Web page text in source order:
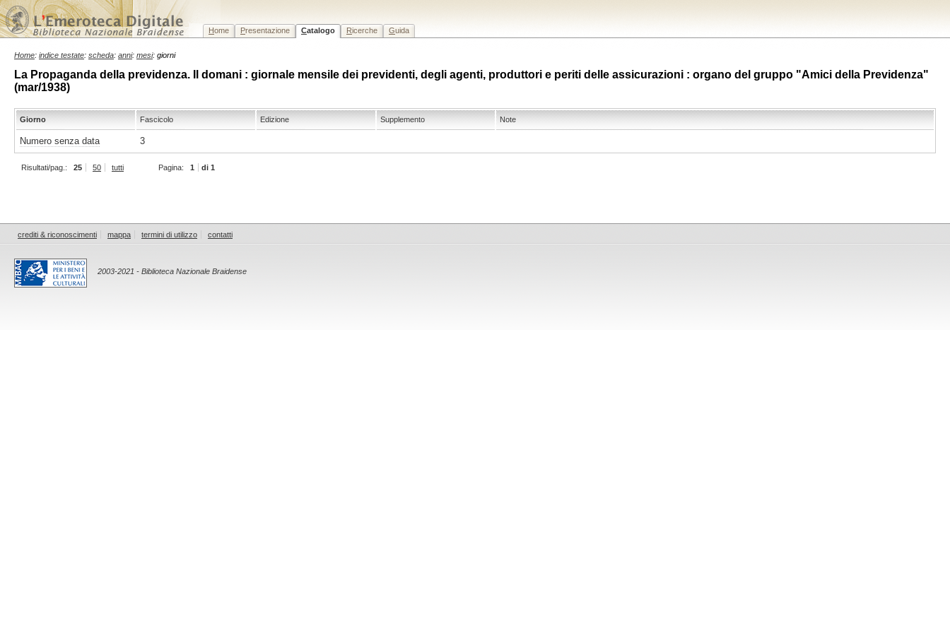
Home Presentazione Catalogo Ricerche Guida
Home: indice testate: scheda: anni: mesi: giorni
La Propaganda della previdenza. Il domani : giornale mensile dei previdenti, degli agenti, produttori e periti delle assicurazioni : organo del gruppo "Amici della Previdenza"
(mar/1938)
Giorno Fascicolo Edizione Supplemento Note
Numero senza data 3
Risultati/pag.: 25 50 tutti Pagina: 1 di 1
crediti & riconoscimenti mappa termini di utilizzo contatti
2003-2021 - Biblioteca Nazionale Braidense